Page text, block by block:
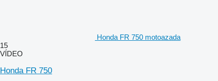
Honda FR 750 motoazada
15
VÍDEO
Honda FR 750